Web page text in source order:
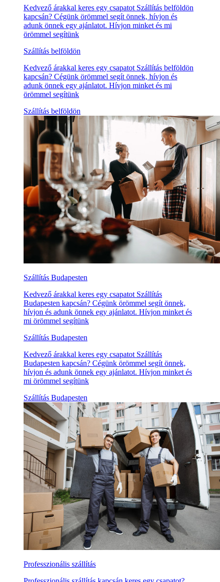
Kedvező árakkal keres egy csapatot Szállítás belföldön
kapcsán? Cégünk örömmel segít önnek, hívjon és
adunk önnek egy ajánlatot. Hívjon minket és mi
örömmel segítünk
Szállítás belföldön
Kedvező árakkal keres egy csapatot Szállítás belföldön
kapcsán? Cégünk örömmel segít önnek, hívjon és
adunk önnek egy ajánlatot. Hívjon minket és mi
örömmel segítünk
Szállítás belföldön
Szállítás Budapesten
Kedvező árakkal keres egy csapatot Szállítás
Budapesten kapcsán? Cégünk örömmel segít önnek,
hívjon és adunk önnek egy ajánlatot. Hívjon minket és
mi örömmel segítünk
Szállítás Budapesten
Kedvező árakkal keres egy csapatot Szállítás
Budapesten kapcsán? Cégünk örömmel segít önnek,
hívjon és adunk önnek egy ajánlatot. Hívjon minket és
mi örömmel segítünk
Szállítás Budapesten
Professzionális szállítás